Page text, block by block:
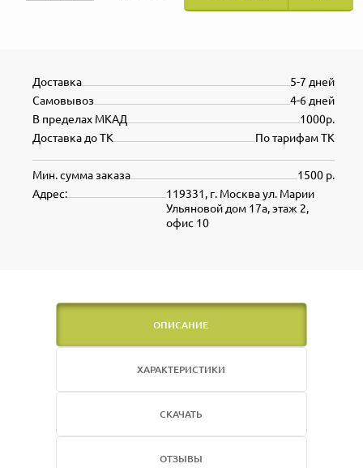
5-7 дней
Доставка
4-6 дней
Самовывоз
1000р.
В пределах МКАД
По тарифам ТК
Доставка до ТК
1500 р.
Мин. сумма заказа
119331, г. Москва ул. Марии
Ульяновой дом 17а, этаж 2,
офис 10
Адрес:
ОПИСАНИЕ
ХАРАКТЕРИСТИКИ
СКАЧАТЬ
ОТЗЫВЫ